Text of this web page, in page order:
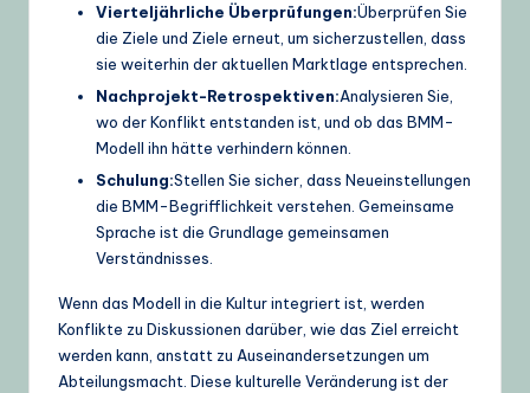
Vierteljährliche Überprüfungen:Überprüfen Sie
die Ziele und Ziele erneut, um sicherzustellen, dass
sie weiterhin der aktuellen Marktlage entsprechen.
Nachprojekt-Retrospektiven:Analysieren Sie,
wo der Konflikt entstanden ist, und ob das BMM-
Modell ihn hätte verhindern können.
Schulung:Stellen Sie sicher, dass Neueinstellungen
die BMM-Begrifflichkeit verstehen. Gemeinsame
Sprache ist die Grundlage gemeinsamen
Verständnisses.
Wenn das Modell in die Kultur integriert ist, werden
Konflikte zu Diskussionen darüber, wie das Ziel erreicht
werden kann, anstatt zu Auseinandersetzungen um
Abteilungsmacht. Diese kulturelle Veränderung ist der